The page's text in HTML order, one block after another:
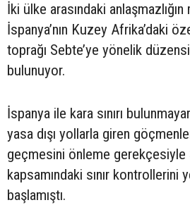
İki ülke arasındaki
İspanya’nın Kuzey Afrika’daki
toprağı Sebte’ye yönelik
bulunuyor.
İspanya ile kara sınırı
yasa dışı yollarla giren
geçmesini önleme gerekçesiyle
kapsamındaki sınır kontrollerini
başlamıştı.